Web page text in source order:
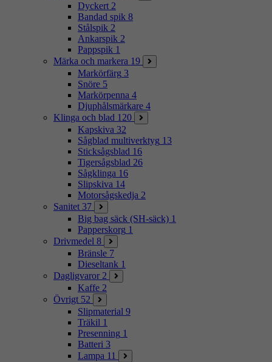
Dyckert 2
Bandad spik 8
Stålspik 2
Ankarspik 2
Pappspik 1
Märka och markera 19
Markörfärg 3
Snöre 5
Markörpenna 4
Djuphålsmärkare 4
Klinga och blad 120
Kapskiva 32
Sågblad multiverktyg 13
Sticksågsblad 16
Tigersågsblad 26
Sågklinga 16
Slipskiva 14
Motorsågskedja 2
Sanitet 37
Big bag säck (SH-säck) 1
Papperskorg 1
Drivmedel 8
Bränsle 7
Dieseltank 1
Dagligvaror 2
Kaffe 2
Övrigt 52
Slipmaterial 9
Träkil 1
Presenning 1
Batteri 3
Lampa 11